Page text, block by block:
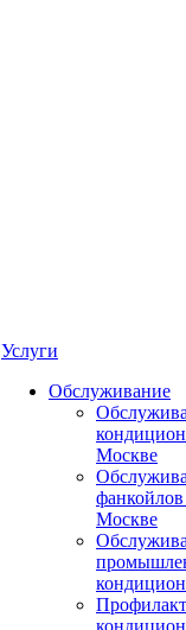
Услуги
Обслуживание
Москве
Москве